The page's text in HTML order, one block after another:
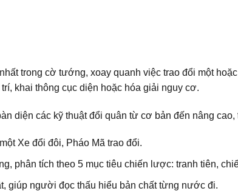
trong cờ tướng, xoay quanh việc trao đổi một
khai thông cục diện hoặc hóa giải nguy cơ.
diện các kỹ thuật đổi quân từ cơ bản đến nâng cao,
Xe đổi đôi, Pháo Mã trao đổi.
phân tích theo 5 mục tiêu chiến lược: tranh tiên,
giúp người đọc thấu hiểu bản chất từng nước đi.